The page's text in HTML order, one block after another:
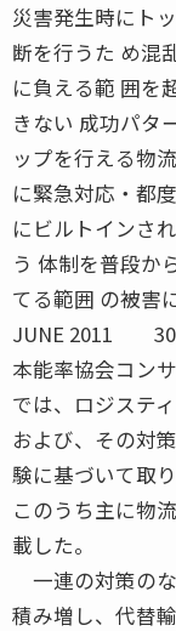
災害発生時にト
断を行うた め混
に負える範 囲を
きない 成功パタ
ップを行える物
に緊急対応・都
にビルトインさ
う 体制を普段か
てる範囲 の被害
JUNE 2011 30
本能率協会コン
では、ロジステ
および、その対
験に基づいて取
このうち主に物
載した。
一連の対策の
積み増し、代替